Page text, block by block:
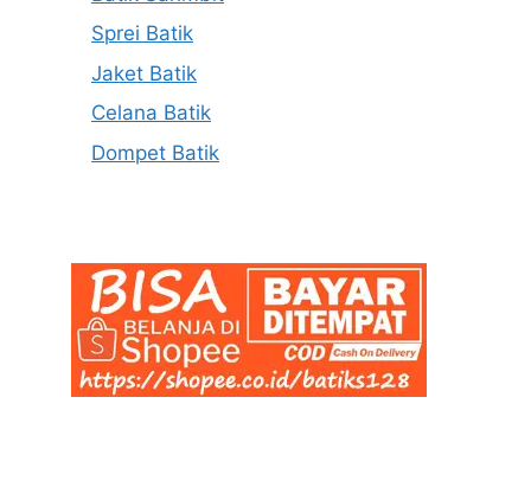
Sprei Batik
Jaket Batik
Celana Batik
Dompet Batik